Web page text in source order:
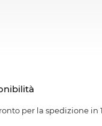
per la spedizione in